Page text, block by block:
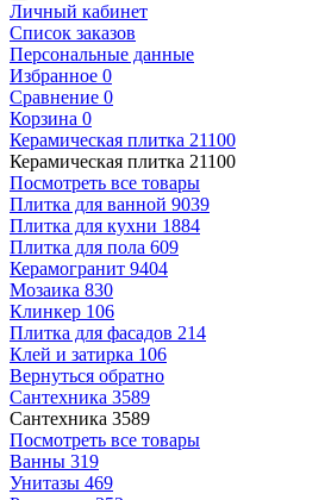
Личный кабинет
Список заказов
Персональные данные
Избранное 0
Сравнение 0
Корзина 0
Керамическая плитка 21100
Керамическая плитка 21100
Посмотреть все товары
Плитка для ванной 9039
Плитка для кухни 1884
Плитка для пола 609
Керамогранит 9404
Мозаика 830
Клинкер 106
Плитка для фасадов 214
Клей и затирка 106
Вернуться обратно
Сантехника 3589
Сантехника 3589
Посмотреть все товары
Ванны 319
Унитазы 469